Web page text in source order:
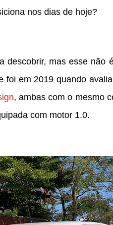
nos dias de hoje?
descobrir, mas esse não
foi em 2019 quando
, ambas com o mesmo
com motor 1.0.